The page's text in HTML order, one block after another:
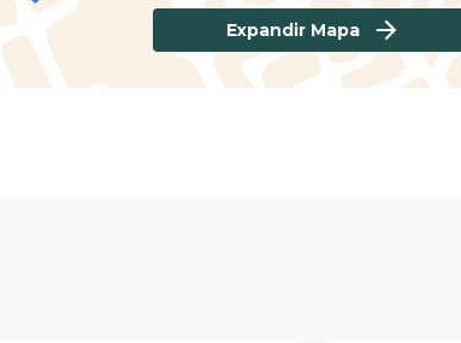
Expandir Mapa